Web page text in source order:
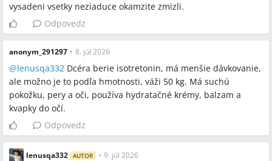
vysadeni vsetky neziaduce okamzite zmizli.
Odpovedz
anonym_291297 • 8. júl 2026
@lenusqa332 Dcéra berie isotretonin, má menšie dávkovanie,
ale možno je to podľa hmotnosti, váži 50 kg. Má suchú
pokožku, pery a oči, používa hydratačné krémy, balzam a
kvapky do očí.
Odpovedz
lenusqa332 AUTOR • 9. júl 2026